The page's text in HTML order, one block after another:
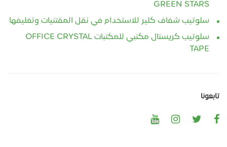
GREEN STARS
سلوتيب شفاف كلير للاستخدام في نقل المقتنيات وتغليفها
سلوتيب كريستال مكتبي للمكتبات OFFICE CRYSTAL
TAPE
تابعونا